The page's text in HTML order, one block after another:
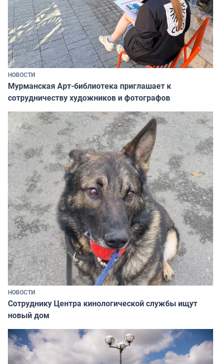
НОВОСТИ
Мурманская Арт-библиотека приглашает к
сотрудничеству художников и фотографов
НОВОСТИ
Сотруднику Центра кинологической службы ищут
новый дом